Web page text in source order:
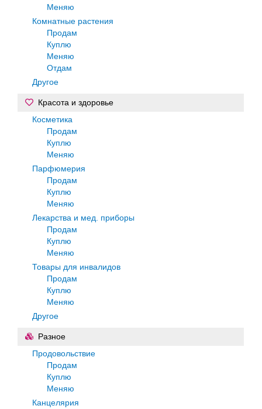
Меняю
Комнатные растения
Продам
Куплю
Меняю
Отдам
Другое
Красота и здоровье
Косметика
Продам
Куплю
Меняю
Парфюмерия
Продам
Куплю
Меняю
Лекарства и мед. приборы
Продам
Куплю
Меняю
Товары для инвалидов
Продам
Куплю
Меняю
Другое
Разное
Продовольствие
Продам
Куплю
Меняю
Канцелярия